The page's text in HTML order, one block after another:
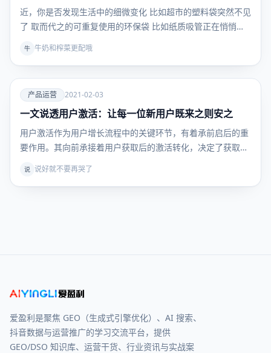
近，你是否发现生活中的细微变化 比如超市的塑料袋突然不见
了 取而代之的可重复使用的环保袋 比如纸质吸管正在悄悄…
牛 牛奶和榨菜更配哦
爱
产品运
营
产品运营 2021-02-03
一文说透用户激活：让每一位新用户既来之则安之
用户激活作为用户增长流程中的关键环节，有着承前启后的重
要作用。其向前承接着用户获取后的激活转化，决定了获取有
说 说好就不要再哭了
爱盈利是聚焦 GEO（生成式引擎优化）、AI 搜索、
抖音数据与运营推广的学习交流平台，提供
GEO/DSO 知识库、运营干货、行业资讯与实战案